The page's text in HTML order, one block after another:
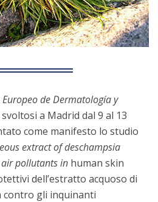
Europeo de Dermatología y
svoltosi a Madrid dal 9 al 13
come manifesto lo studio
extract of deschampsia
pollutants in human skin
dell’estratto acquoso di
contro gli inquinanti